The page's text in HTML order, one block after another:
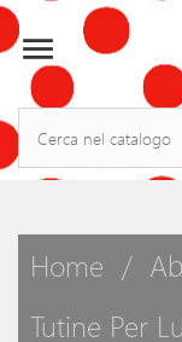

Home
Tutine Per